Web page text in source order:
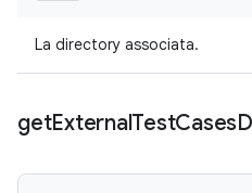
La directory associata.
getExternalTestCases